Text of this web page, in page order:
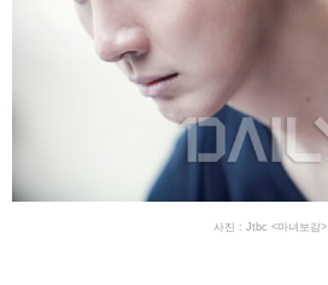
사진 : Jtbc <마녀보감>